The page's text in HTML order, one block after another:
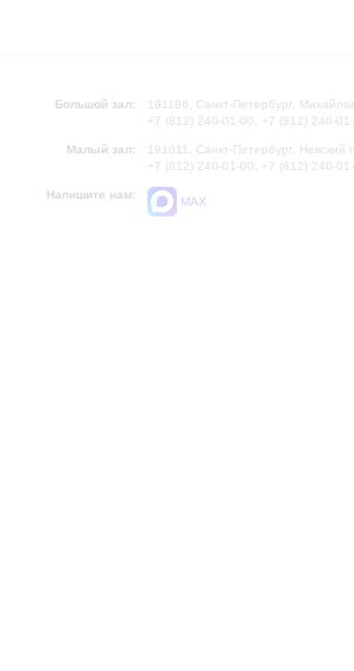
Большой зал:
191186, Санкт-Петербург,
+7 (812) 240-01-00, +7 (812) 240-
Малый зал:
191011, Санкт-Петербург, Невский
+7 (812) 240-01-00, +7 (812) 240-
Напишите нам:
MAX